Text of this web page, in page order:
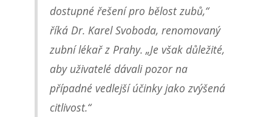
dostupné řešení pro bělost zubů,“
říká Dr. Karel Svoboda, renomovaný
zubní lékař z Prahy. „Je však důležité,
aby uživatelé dávali pozor na
případné vedlejší účinky jako zvýšená
citlivost.“